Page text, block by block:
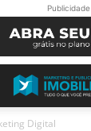
Publicidade
Digital